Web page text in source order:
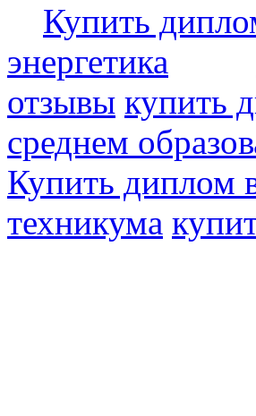
Купить
энергетика
отзывы купить
среднем
Купить диплом
техникума